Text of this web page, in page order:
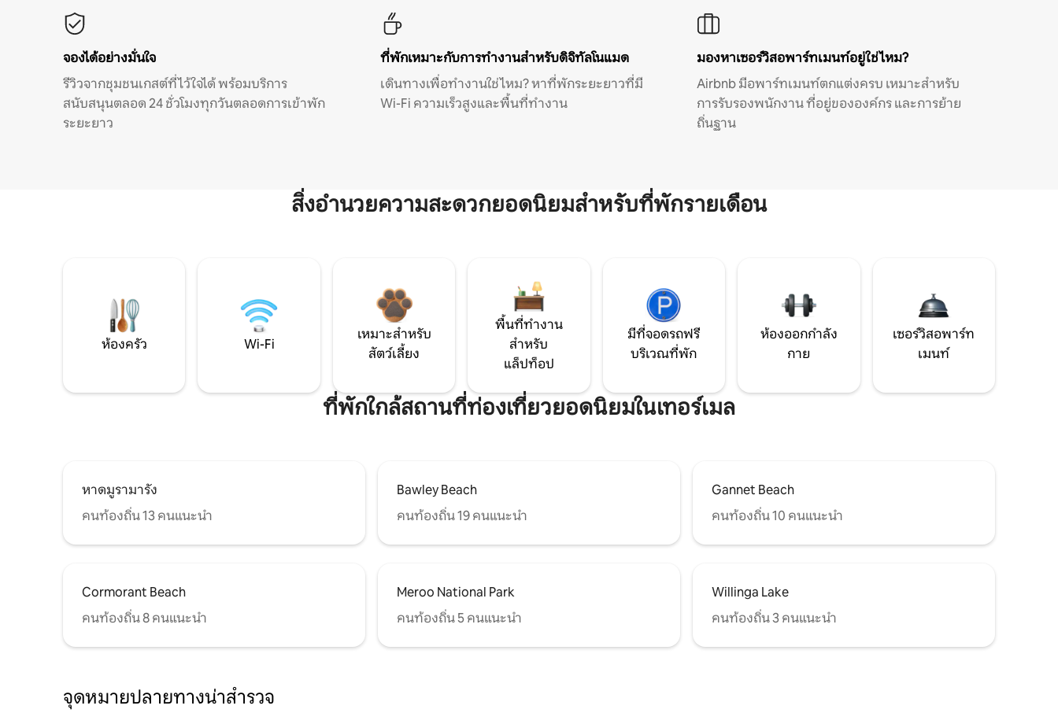
จองได้อย่างมั่นใจ
รีวิวจากชุมชนเกสต์ที่ไว้ใจได้ พร้อมบริการ
สนับสนุนตลอด 24 ชั่วโมงทุกวันตลอดการเข้าพัก
ระยะยาว
ที่พักเหมาะกับการทำงานสำหรับดิจิทัลโนแมด
เดินทางเพื่อทำงานใช่ไหม? หาที่พักระยะยาวที่มี
Wi-Fi ความเร็วสูงและพื้นที่ทำงาน
มองหาเซอร์วิสอพาร์ทเมนท์อยู่ใช่ไหม?
Airbnb มีอพาร์ทเมนท์ตกแต่งครบ เหมาะสำหรับ
การรับรองพนักงาน ที่อยู่ขององค์กร และการย้าย
ถิ่นฐาน
สิ่งอำนวยความสะดวกยอดนิยมสำหรับที่พักรายเดือน
ห้องครัว Wi-Fi
เหมาะสำหรับ
สัตว์เลี้ยง
พื้นที่ทำงาน
สำหรับ
แล็ปท็อป
มีที่จอดรถฟรี
บริเวณที่พัก
ห้องออกกำลัง
กาย
เซอร์วิสอพาร์ท
เมนท์
ที่พักใกล้สถานที่ท่องเที่ยวยอดนิยมในเทอร์เมล
หาดมูรามารัง
คนท้องถิ่น 13 คนแนะนำ
Bawley Beach
คนท้องถิ่น 19 คนแนะนำ
Gannet Beach
คนท้องถิ่น 10 คนแนะนำ
Cormorant Beach
คนท้องถิ่น 8 คนแนะนำ
Meroo National Park
คนท้องถิ่น 5 คนแนะนำ
Willinga Lake
คนท้องถิ่น 3 คนแนะนำ
จุดหมายปลายทางน่าสำรวจ